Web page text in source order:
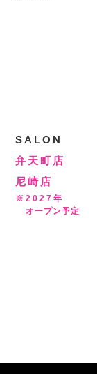
SALON
弁天町店
尼崎店
※2027年
オープン予定